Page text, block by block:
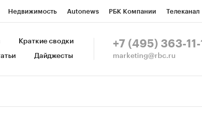
Недвижимость Autonews РБК Компании Телеканал
СПб Конференции СПб Спецпроекты
Краткие сводки
Дайджесты
+7 (495) 363-11-
marketing@rbc.ru